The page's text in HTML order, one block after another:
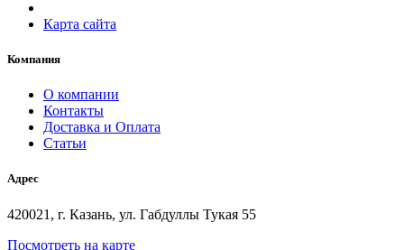
Карта сайта
Компания
О компании
Контакты
Доставка и Оплата
Статьи
Адрес
420021, г. Казань, ул. Габдуллы Тукая 55
Посмотреть на карте